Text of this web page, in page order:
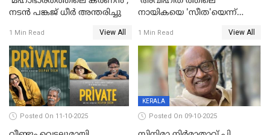
നടൻ പങ്കജ് ധീർ അന്തരിച്ചു
1 Min Read View All
നായികയെ 'സീത'യെന്ന്
ബോർഡ്
1 Min Read View All
Posted On 11-10-2025
KERALA
Posted On 09-10-2025